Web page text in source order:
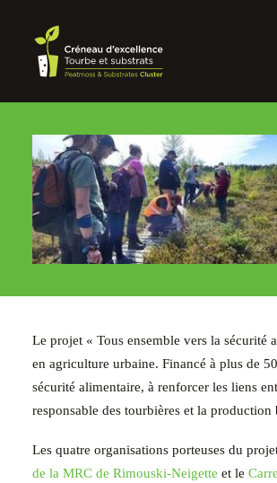
Le projet « Tous ensemble vers la sécurité
en agriculture urbaine. Financé à plus de
sécurité alimentaire, à renforcer les liens
responsable des tourbières et la
Les quatre organisations porteuses du
de la MRC de Rimouski-Neigette et le